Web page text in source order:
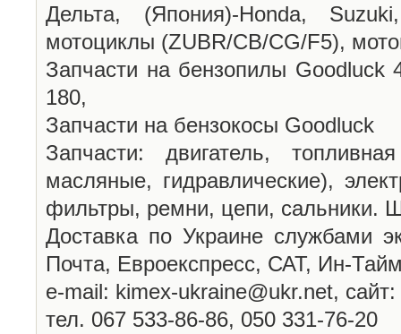
Дельта, (Япония)-Honda,
мотоциклы (ZUBR/CB/CG/F5),
Запчасти на бензопилы Goodluck
180,
Запчасти на бензокосы Goodluck
Запчасти: двигатель,
масляные, гидравлические),
фильтры, ремни, цепи, сальники.
Доставка по Украине службами
Почта, Евроекспресс, САТ, Ин-
е-mail: kimex-ukraine@ukr.net,
тел. 067 533-86-86, 050 331-76-20